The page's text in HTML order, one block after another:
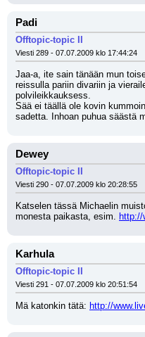
Padi
Offtopic-topic II
Viesti 289 - 07.07.2009 klo 17:44:24
Jaa-a, ite sain tänään mun
reissulla pariin divariin ja
polvileikkauksess.
Sää ei täällä ole kovin
sadetta. Inhoan puhua säästä
Dewey
Offtopic-topic II
Viesti 290 - 07.07.2009 klo 20:28:55
Katselen tässä Michaelin
monesta paikasta, esim.
Karhula
Offtopic-topic II
Viesti 291 - 07.07.2009 klo 20:51:54
Mä katonkin tätä: http://